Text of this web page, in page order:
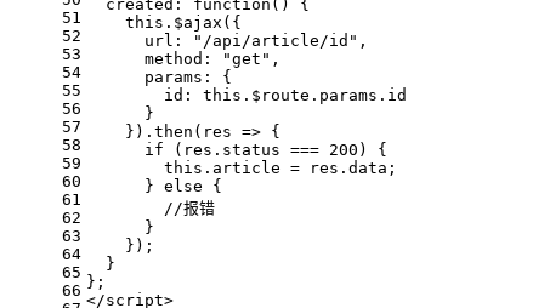
51
52
53
54
55
56
57
58
59
60
61
62
63
64
65
66
  created: function() {
    this.$ajax({
      url: "/api/article/id",
      method: "get",
      params: {
        id: this.$route.params.id
      }
    }).then(res => {
      if (res.status === 200) {
        this.article = res.data;
      } else {
        //报错
      }
    });
  }
};
</script>